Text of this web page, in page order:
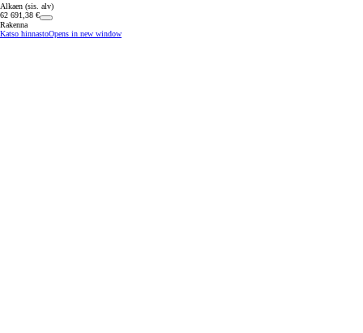
Alkaen (sis. alv)
62 691,38 €
Rakenna
Katso hinnastoOpens in new window